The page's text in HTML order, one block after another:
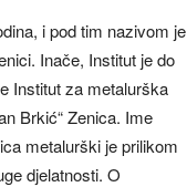
i pod tim nazivom je
Inače, Institut je do
Institut za metalurška
Brkić“ Zenica. Ime
metalurški je prilikom
djelatnosti. O